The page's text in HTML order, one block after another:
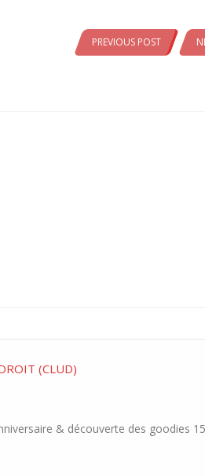
PREVIOUS POST
(CLUD)
& découverte des goodies 15